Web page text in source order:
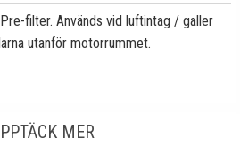
filter. Används vid luftintag / galler
utanför motorrummet.
MER